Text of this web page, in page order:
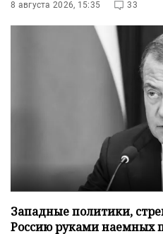
8 августа 2026, 15:35 33
Западные политики,
Россию руками наемных